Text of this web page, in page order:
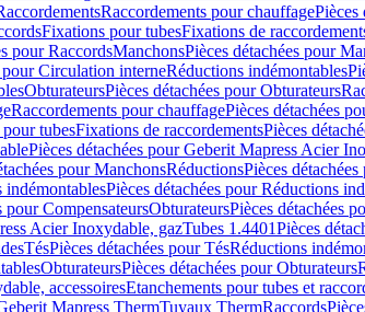
Raccordements pour chauffagePièces
Fixations pour tubesFixations de
pour RaccordsManchonsPièces détachées pour
pour Circulation interneRéductions indémontables
ObturateursPièces détachées pour Obturateurs
Raccordements pour chauffagePièces détachées
tubesFixations de raccordementsPièces
Pièces détachées pour Geberit Mapress Acier
pour ManchonsRéductionsPièces
indémontablesPièces détachées pour Réductions
pour CompensateursObturateursPièces détachées
Acier Inoxydable, gazTubes 1.4401Pièces
TésPièces détachées pour TésRéductions
ObturateursPièces détachées pour Obturateurs
accessoiresEtanchements pour tubes et
Mapress ThermTuyaux ThermRaccords